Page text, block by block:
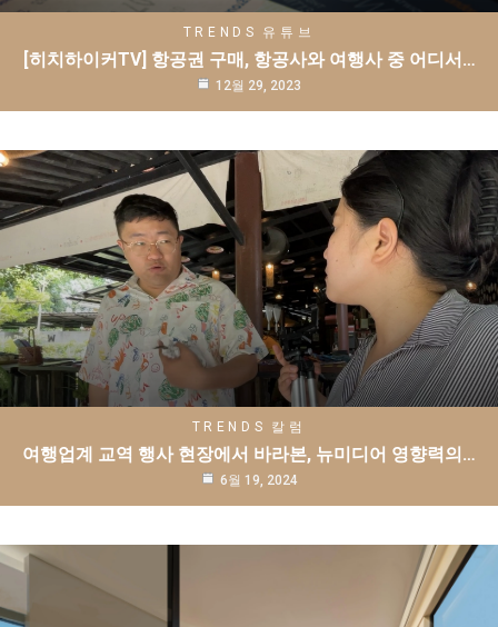
TRENDS 유튜브
[히치하이커TV] 항공권 구매, 항공사와 여행사 중 어디서…
12월 29, 2023
TRENDS 칼럼
여행업계 교역 행사 현장에서 바라본, 뉴미디어 영향력의…
6월 19, 2024